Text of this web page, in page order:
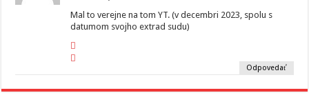
Mal to verejne na tom YT. (v decembri 2023, spolu s
datumom svojho extrad sudu)
Odpovedať